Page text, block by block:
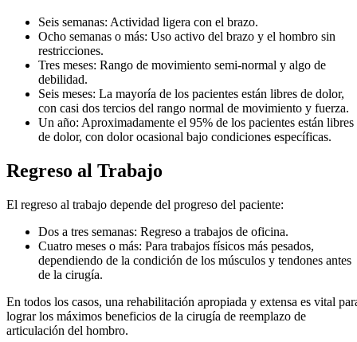
Seis semanas: Actividad ligera con el brazo.
Ocho semanas o más: Uso activo del brazo y el hombro sin
restricciones.
Tres meses: Rango de movimiento semi-normal y algo de
debilidad.
Seis meses: La mayoría de los pacientes están libres de dolor,
con casi dos tercios del rango normal de movimiento y fuerza.
Un año: Aproximadamente el 95% de los pacientes están libres
de dolor, con dolor ocasional bajo condiciones específicas.
Regreso al Trabajo
El regreso al trabajo depende del progreso del paciente:
Dos a tres semanas: Regreso a trabajos de oficina.
Cuatro meses o más: Para trabajos físicos más pesados,
dependiendo de la condición de los músculos y tendones antes
de la cirugía.
En todos los casos, una rehabilitación apropiada y extensa es vital
lograr los máximos beneficios de la cirugía de reemplazo de
articulación del hombro.